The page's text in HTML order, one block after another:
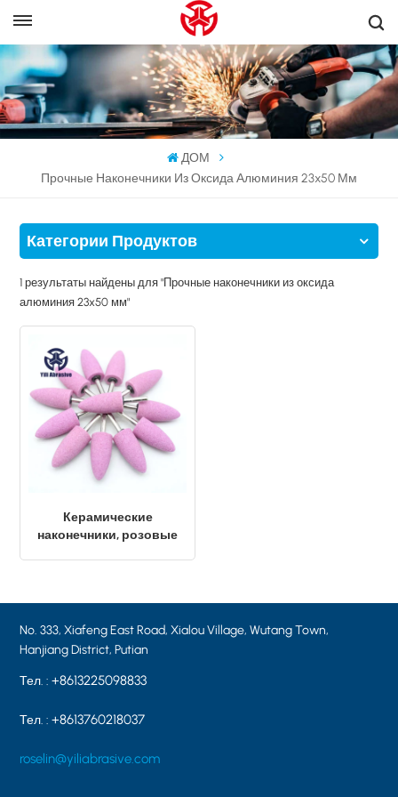
ДОМ
Прочные Наконечники Из Оксида Алюминия 23x50 Мм
Категории Продуктов
1 результаты найдены для "Прочные наконечники из оксида
алюминия 23x50 мм"
Керамические
наконечники, розовые
No. 333, Xiafeng East Road, Xialou Village, Wutang Town,
Hanjiang District, Putian
Тел. :+8613225098833
Тел. :+8613760218037
roselin@yiliabrasive.com